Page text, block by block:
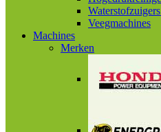
Veegmachines
Machines
Merken